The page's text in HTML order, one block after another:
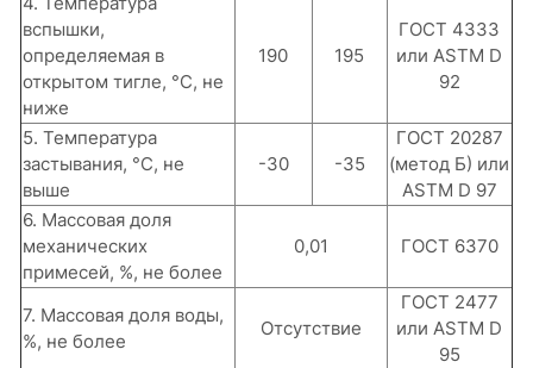
вспышки,
определяемая в
открытом тигле, °С, не
ниже
190 195
ГОСТ 4333
или ASTM D
92
5. Температура
застывания, °С, не
выше
-30 -35
ГОСТ 20287
(метод Б) или
ASTM D 97
6. Массовая доля
механических
примесей, %, не более
0,01 ГОСТ 6370
7. Массовая доля воды,
%, не более
Отсутствие
ГОСТ 2477
или ASTM D
95